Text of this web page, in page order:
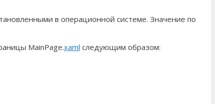
в операционной системе. Значение по
MainPage.xaml следующим образом: